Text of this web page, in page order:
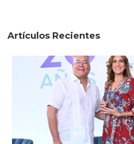
Artículos Recientes